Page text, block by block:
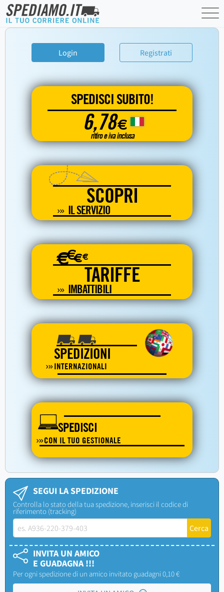
Login Registrati
SPEDISCI SUBITO!
6,78€
ritiro e iva inclusa
SCOPRI
IL SERVIZIO
€€€€
TARIFFE
IMBATTIBILI
SPEDIZIONI
INTERNAZIONALI
SPEDISCI
CON IL TUO GESTIONALE
SEGUI LA SPEDIZIONE
Controlla lo stato della tua spedizione, inserisci il codice di
riferimento (tracking)
INVITA UN AMICO
E GUADAGNA !!!
Per ogni spedizione di un amico invitato guadagni 0,10 €